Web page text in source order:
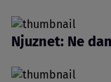
Njuznet: Ne